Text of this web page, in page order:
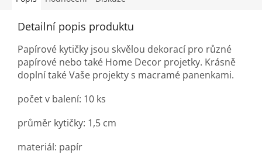
Detailní popis produktu
Papírové kytičky jsou skvělou dekorací pro různé
papírové nebo také Home Decor projetky. Krásně
doplní také Vaše projekty s macramé panenkami.
počet v balení: 10 ks
průměr kytičky: 1,5 cm
materiál: papír